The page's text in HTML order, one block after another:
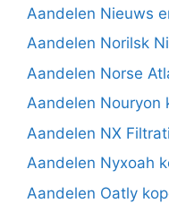
Aandelen Nieuws
Aandelen Norilsk
Aandelen Norse
Aandelen Nouryon
Aandelen NX
Aandelen Nyxoah
Aandelen Oatly